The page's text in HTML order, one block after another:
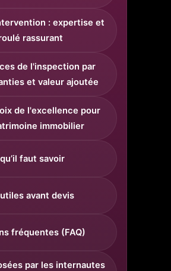
: expertise et
rassurant
de l'inspection par
et valeur ajoutée
de l'excellence pour
immobilier
faut savoir
avant devis
fréquentes (FAQ)
par les internautes